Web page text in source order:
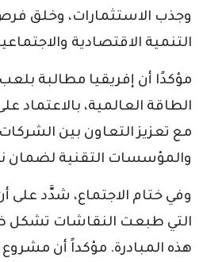
وجذب الاستثمارات، وخلق
التنمية الاقتصادية
مؤكدًا أن إفريقيا مطالبة
الطاقة العالمية، بالاعتماد
مع تعزيز التعاون بين
والمؤسسات التقنية لضمان
وفي ختام الاجتماع، شدَّد على
التي طبعت النقاشات تشكل
هذه المبادرة. مؤكداً أن مشروع